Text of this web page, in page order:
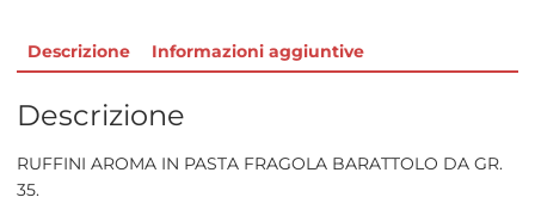
Descrizione Informazioni aggiuntive
Descrizione
RUFFINI AROMA IN PASTA FRAGOLA BARATTOLO DA GR.
35.